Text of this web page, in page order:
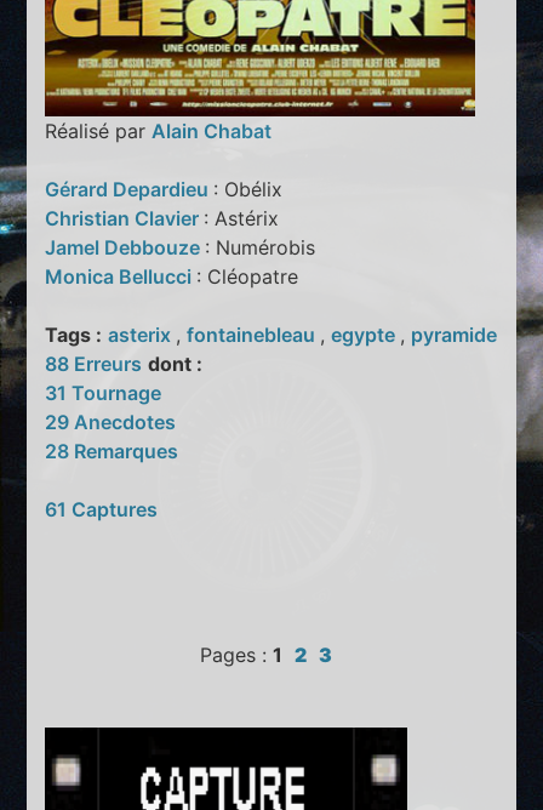
Réalisé par Alain Chabat
Gérard Depardieu : Obélix
Christian Clavier : Astérix
Jamel Debbouze : Numérobis
Monica Bellucci : Cléopatre
Tags : asterix ,fontainebleau ,egypte , pyramide
88 Erreurs dont :
31 Tournage
29 Anecdotes
28 Remarques
61 Captures
Pages : 1 2 3